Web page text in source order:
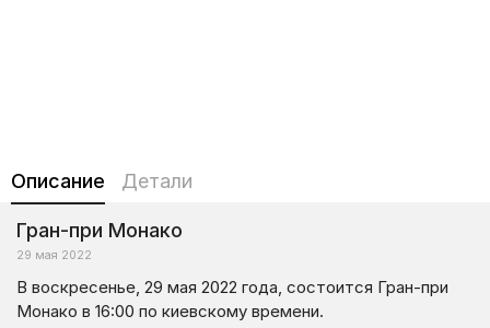
Описание Детали
Гран-при Монако
29 мая 2022
В воскресенье, 29 мая 2022 года, состоится Гран-при
Монако в 16:00 по киевскому времени.